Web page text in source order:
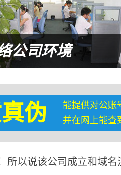
公司环境
伪
能提供对公账
并在网上能查
所以说该公司成立和域名